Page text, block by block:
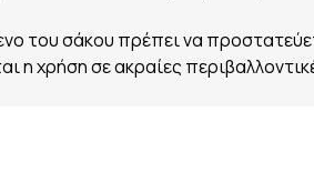
του σάκου πρέπει να
η χρήση σε ακραίες